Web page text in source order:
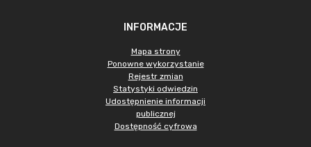
INFORMACJE
Mapa strony
Ponowne wykorzystanie
Rejestr zmian
Statystyki odwiedzin
Udostępnienie informacji
publicznej
Dostępność cyfrowa